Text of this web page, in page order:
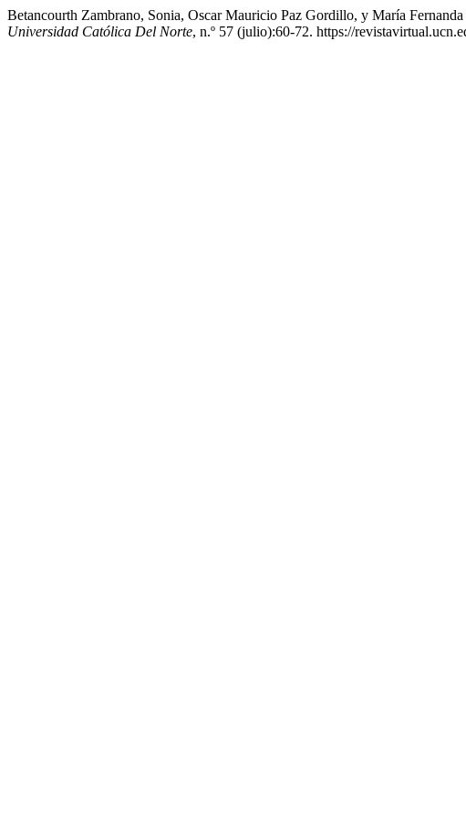
Betancourth Zambrano, Sonia, Oscar Mauricio Paz Gordillo, y María
Universidad Católica Del Norte, n.º 57 (julio):60-72. https://